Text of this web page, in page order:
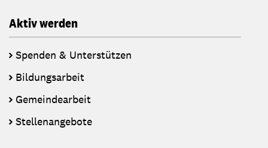
Aktiv werden
Spenden & Unterstützen
Bildungsarbeit
Gemeindearbeit
Stellenangebote